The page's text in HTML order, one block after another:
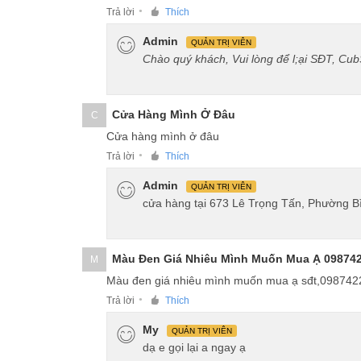
Dream Thái 125 với Hệ thống đèn LED độc
Dream Thái mẫu mới 2024
năng nhận diện cho xe và giúp xe có
Trả lời ● Thích
Admin QUẢN TRỊ VIÊN
Chào quý khách, Vui lòng để l;ại SĐT,
C
Cửa Hàng Mình Ở Đâu
Cửa hàng mình ở đâu
Trả lời ● Thích
Admin QUẢN TRỊ VIÊN
cửa hàng tại 673 Lê Trọng Tấn, Phường
M
Màu Đen Giá Nhiêu Mình Muốn Mua Ạ
Màu đen giá nhiêu mình muốn mua ạ
Trả lời ● Thích
My QUẢN TRỊ VIÊN
dạ e gọi lại a ngay ạ